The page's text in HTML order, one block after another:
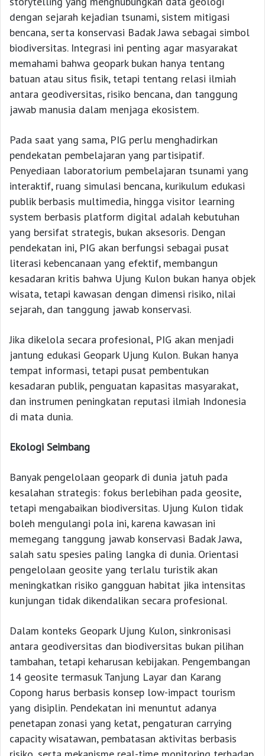
dengan sejarah kejadian tsunami, sistem mitigasi
bencana, serta konservasi Badak Jawa sebagai simbol
biodiversitas. Integrasi ini penting agar masyarakat
memahami bahwa geopark bukan hanya tentang
batuan atau situs fisik, tetapi tentang relasi ilmiah
antara geodiversitas, risiko bencana, dan tanggung
jawab manusia dalam menjaga ekosistem.
Pada saat yang sama, PIG perlu menghadirkan
pendekatan pembelajaran yang partisipatif.
Penyediaan laboratorium pembelajaran tsunami yang
interaktif, ruang simulasi bencana, kurikulum edukasi
publik berbasis multimedia, hingga visitor learning
system berbasis platform digital adalah kebutuhan
yang bersifat strategis, bukan aksesoris. Dengan
pendekatan ini, PIG akan berfungsi sebagai pusat
literasi kebencanaan yang efektif, membangun
kesadaran kritis bahwa Ujung Kulon bukan hanya objek
wisata, tetapi kawasan dengan dimensi risiko, nilai
sejarah, dan tanggung jawab konservasi.
Jika dikelola secara profesional, PIG akan menjadi
jantung edukasi Geopark Ujung Kulon. Bukan hanya
tempat informasi, tetapi pusat pembentukan
kesadaran publik, penguatan kapasitas masyarakat,
dan instrumen peningkatan reputasi ilmiah Indonesia
di mata dunia.
Ekologi Seimbang
Banyak pengelolaan geopark di dunia jatuh pada
kesalahan strategis: fokus berlebihan pada geosite,
tetapi mengabaikan biodiversitas. Ujung Kulon tidak
boleh mengulangi pola ini, karena kawasan ini
memegang tanggung jawab konservasi Badak Jawa,
salah satu spesies paling langka di dunia. Orientasi
pengelolaan geosite yang terlalu turistik akan
meningkatkan risiko gangguan habitat jika intensitas
kunjungan tidak dikendalikan secara profesional.
Dalam konteks Geopark Ujung Kulon, sinkronisasi
antara geodiversitas dan biodiversitas bukan pilihan
tambahan, tetapi keharusan kebijakan. Pengembangan
14 geosite termasuk Tanjung Layar dan Karang
Copong harus berbasis konsep low-impact tourism
yang disiplin. Pendekatan ini menuntut adanya
penetapan zonasi yang ketat, pengaturan carrying
capacity wisatawan, pembatasan aktivitas berbasis